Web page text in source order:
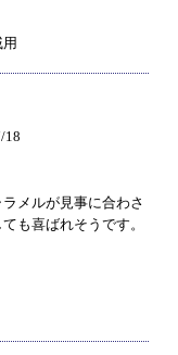
18
メルが見事に合わさ
も喜ばれそうです。